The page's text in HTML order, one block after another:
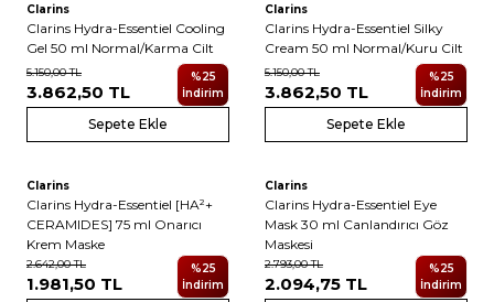
Clarins
Clarins Hydra-Essentiel Cooling
Gel 50 ml Normal/Karma Cilt
5.150,00TL
3.862,50 TL
%25
İndirim
Sepete Ekle
Clarins
Clarins Hydra-Essentiel Silky
Cream 50 ml Normal/Kuru Cilt
5.150,00TL
3.862,50 TL
%25
İndirim
Sepete Ekle
Clarins
Clarins Hydra-Essentiel [HA²+
CERAMIDES] 75 ml Onarıcı
Krem Maske
2.642,00TL
1.981,50 TL
%25
İndirim
Clarins
Clarins Hydra-Essentiel Eye
Mask 30 ml Canlandırıcı Göz
Maskesi
2.793,00TL
2.094,75 TL
%25
İndirim